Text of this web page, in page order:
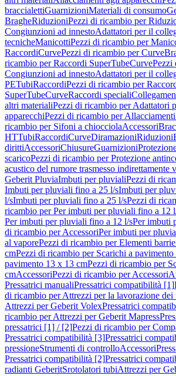
braccialettiGuarnizioniMateriali di consumo
BragheRiduzioniPezzi di ricambio per
Congiunzioni ad innestoAdattatori per il
tecnicheManicottiPezzi di ricambio per
RaccordiCurvePezzi di ricambio per Curve
ricambio per Raccordi SuperTubeCurvePezzi
Congiunzioni ad innestoAdattatori per il
PETubiRaccordiPezzi di ricambio per
SuperTubeCurveRaccordi speciali
altri materialiPezzi di ricambio per Adattatori
apparecchiPezzi di ricambio per
ricambio per Sifoni a chiocciolaAccessori
HTTubiRaccordiCurveDiramazioniRiduzioni
dirittiAccessoriChiusureGuarnizioni
scaricoPezzi di ricambio per Protezione
acustico del rumore trasmesso indirettamente
Geberit PluviaImbuti per pluvialiPezzi di
Imbuti per pluviali fino a 25 l/sImbuti per
l/sImbuti per pluviali fino a 25 l/sPezzi di
ricambio per Per imbuti per pluviali fino a 12
Per imbuti per pluviali fino a 12 l/sPer imbuti
di ricambio per AccessoriPer imbuti per
al vaporePezzi di ricambio per Elementi
cmPezzi di ricambio per Scarichi a
pavimento 13 x 13 cmPezzi di ricambio per
cmAccessoriPezzi di ricambio per Accessori
Pressatrici manualiPressatrici compatibilità [1]
di ricambio per Attrezzi per la lavorazione dei
Attrezzi per Geberit VolexPressatrici
ricambio per Attrezzi per Geberit Mapress
pressatrici [1] / [2]Pezzi di ricambio per
Pressatrici compatibilità [3]Pressatrici
pressioneStrumenti di controlloAccessori
Pressatrici compatibilità [2]Pressatrici
radianti GeberitSrotolatori tubiAttrezzi per